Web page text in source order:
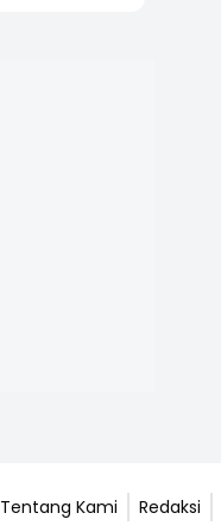
Tentang Kami Redaksi